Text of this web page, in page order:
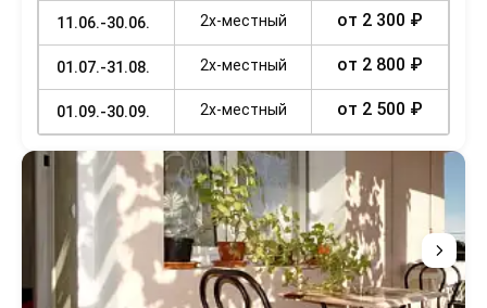
11.06.-30.06. 2х-местный от 2 300 ₽
01.07.-31.08. 2х-местный от 2 800 ₽
01.09.-30.09. 2х-местный от 2 500 ₽